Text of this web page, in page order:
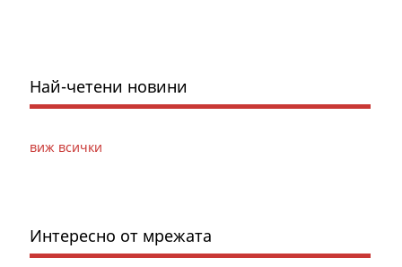
Най-четени новини
виж всички
Интересно от мрежата